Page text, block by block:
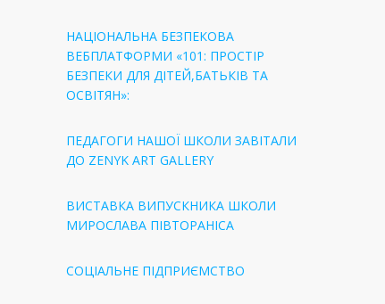
НАЦІОНАЛЬНА БЕЗПЕКОВА
ВЕБПЛАТФОРМИ «101: ПРОСТІР
БЕЗПЕКИ ДЛЯ ДІТЕЙ,БАТЬКІВ ТА
ОСВІТЯН»:
ПЕДАГОГИ НАШОЇ ШКОЛИ ЗАВІТАЛИ
ДО ZENYK ART GALLERY
ВИСТАВКА ВИПУСКНИКА ШКОЛИ
МИРОСЛАВА ПІВТОРАНІСА
СОЦІАЛЬНЕ ПІДПРИЄМСТВО